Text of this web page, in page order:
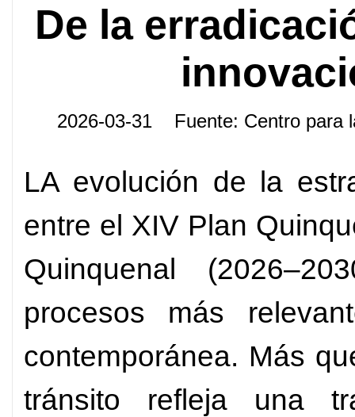
De la
2026-03-31 Fuente: Centro para
LA evolución de la
entre el XIV Plan
Quinquenal
procesos más
contemporánea. Más
tránsito refleja una